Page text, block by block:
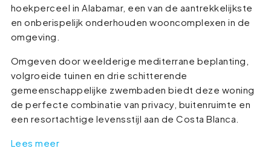
hoekperceel in Alabamar, een van de aantrekkelijkste
en onberispelijk onderhouden wooncomplexen in de
omgeving.
Omgeven door weelderige mediterrane beplanting,
volgroeide tuinen en drie schitterende
gemeenschappelijke zwembaden biedt deze woning
de perfecte combinatie van privacy, buitenruimte en
een resortachtige levensstijl aan de Costa Blanca.
Lees meer